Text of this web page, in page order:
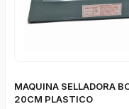
MAQUINA SELLADORA
20CM PLASTICO